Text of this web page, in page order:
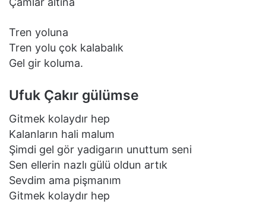
Tren yoluna
Tren yolu çok kalabalık
Gel gir koluma.
Ufuk Çakır gülümse
Gitmek kolaydır hep
Kalanların hali malum
Şimdi gel gör yadigarın unuttum seni
Sen ellerin nazlı gülü oldun artık
Sevdim ama pişmanım
Gitmek kolaydır hep